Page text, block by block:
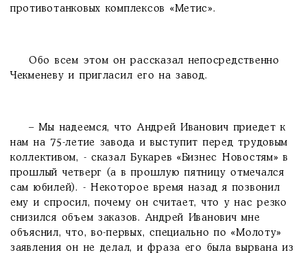
противотанковых комплексов «Метис».
Обо всем этом он рассказал непосредственно
Чекменеву и пригласил его на завод.
– Мы надеемся, что Андрей Иванович приедет к
нам на 75-летие завода и выступит перед трудовым
коллективом, - сказал Букарев «Бизнес Новостям» в
прошлый четверг (а в прошлую пятницу отмечался
сам юбилей). - Некоторое время назад я позвонил
ему и спросил, почему он считает, что у нас резко
снизился объем заказов. Андрей Иванович мне
объяснил, что, во-первых, специально по «Молоту»
заявления он не делал, и фраза его была вырвана из